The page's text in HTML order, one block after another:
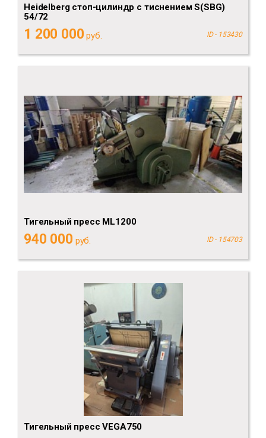
Heidelberg стоп-цилиндр с тиснением S(SBG)
54/72
1 200 000 руб. ID - 153430
Тигельный пресс ML1200
940 000 руб. ID - 154703
Тигельный пресс VEGA750